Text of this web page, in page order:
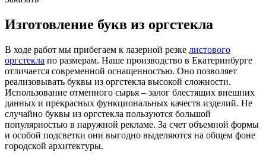
Изготовление букв из оргстекла
В ходе работ мы прибегаем к лазерной резке листового
оргстекла по размерам. Наше производство в Екатеринбурге
отличается современной оснащенностью. Оно позволяет
реализовывать буквы из оргстекла высокой сложности.
Использование отменного сырья – залог блестящих внешних
данных и прекрасных функциональных качеств изделий. Не
случайно буквы из оргстекла пользуются большой
популярностью в наружной рекламе. За счет объемной формы
и особой подсветки они выгодно выделяются на общем фоне
городской архитектуры.